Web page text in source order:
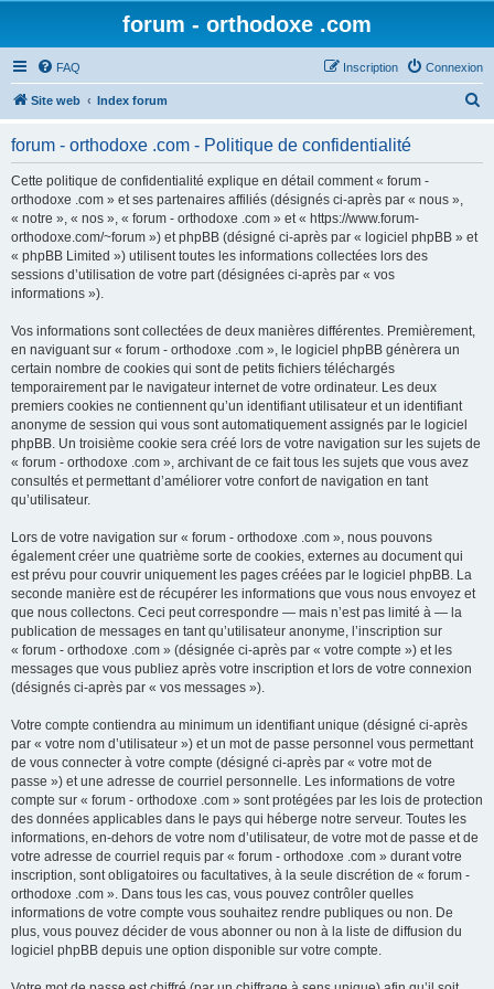
forum - orthodoxe .com
FAQ Connexion
Inscription
Site web Index forum
forum - orthodoxe .com - Politique de confidentialité
Cette politique de confidentialité explique en détail comment « forum -
orthodoxe .com » et ses partenaires affiliés (désignés ci-après par « nous »,
« notre », « nos », « forum - orthodoxe .com » et « https://www.forum-
orthodoxe.com/~forum ») et phpBB (désigné ci-après par « logiciel phpBB » et
« phpBB Limited ») utilisent toutes les informations collectées lors des
sessions d’utilisation de votre part (désignées ci-après par « vos
informations »).
Vos informations sont collectées de deux manières différentes. Premièrement,
en naviguant sur « forum - orthodoxe .com », le logiciel phpBB génèrera un
certain nombre de cookies qui sont de petits fichiers téléchargés
temporairement par le navigateur internet de votre ordinateur. Les deux
premiers cookies ne contiennent qu’un identifiant utilisateur et un identifiant
anonyme de session qui vous sont automatiquement assignés par le logiciel
phpBB. Un troisième cookie sera créé lors de votre navigation sur les sujets de
« forum - orthodoxe .com », archivant de ce fait tous les sujets que vous avez
consultés et permettant d’améliorer votre confort de navigation en tant
qu’utilisateur.
Lors de votre navigation sur « forum - orthodoxe .com », nous pouvons
également créer une quatrième sorte de cookies, externes au document qui
est prévu pour couvrir uniquement les pages créées par le logiciel phpBB. La
seconde manière est de récupérer les informations que vous nous envoyez et
que nous collectons. Ceci peut correspondre — mais n’est pas limité à — la
publication de messages en tant qu’utilisateur anonyme, l’inscription sur
« forum - orthodoxe .com » (désignée ci-après par « votre compte ») et les
messages que vous publiez après votre inscription et lors de votre connexion
(désignés ci-après par « vos messages »).
Votre compte contiendra au minimum un identifiant unique (désigné ci-après
par « votre nom d’utilisateur ») et un mot de passe personnel vous permettant
de vous connecter à votre compte (désigné ci-après par « votre mot de
passe ») et une adresse de courriel personnelle. Les informations de votre
compte sur « forum - orthodoxe .com » sont protégées par les lois de protection
des données applicables dans le pays qui héberge notre serveur. Toutes les
informations, en-dehors de votre nom d’utilisateur, de votre mot de passe et de
votre adresse de courriel requis par « forum - orthodoxe .com » durant votre
inscription, sont obligatoires ou facultatives, à la seule discrétion de « forum -
orthodoxe .com ». Dans tous les cas, vous pouvez contrôler quelles
informations de votre compte vous souhaitez rendre publiques ou non. De
plus, vous pouvez décider de vous abonner ou non à la liste de diffusion du
logiciel phpBB depuis une option disponible sur votre compte.